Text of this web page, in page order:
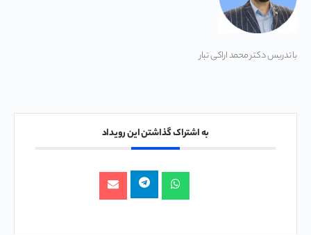
با تدریس دکتر محمد اراکی تبار
به اشتراک گذاشتن این رویداد